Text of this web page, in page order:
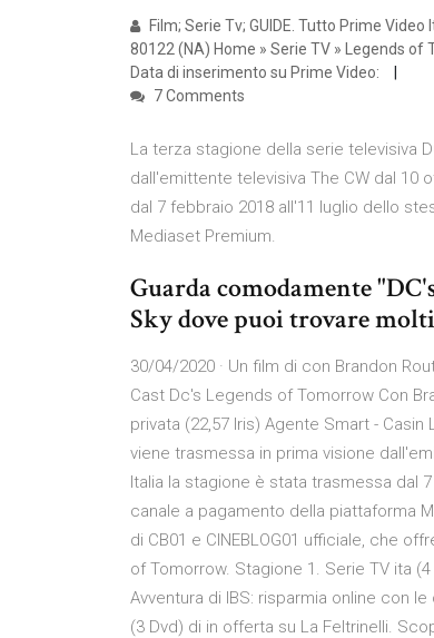
Film; Serie Tv; GUIDE. Tutto Prime
80122 (NA) Home » Serie TV » Legends
Data di inserimento su Prime Video:
7 Comments
La terza stagione della serie televisiva
dall'emittente televisiva The CW dal 10
dal 7 febbraio 2018 all'11 luglio dello
Mediaset Premium.
Guarda comodamente
Sky dove puoi trovare
30/04/2020 · Un film di con Brandon
Cast Dc's Legends of Tomorrow Con
privata (22,57 Iris) Agente Smart -
viene trasmessa in prima visione
Italia la stagione è stata trasmessa dal
canale a pagamento della piattaforma
di CB01 e CINEBLOG01 ufficiale, che
of Tomorrow. Stagione 1. Serie TV ita
Avventura di IBS: risparmia online con
(3 Dvd) di in offerta su La Feltrinelli.